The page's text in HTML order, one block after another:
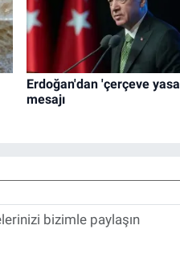
Erdoğan'dan 'çerçeve
mesajı